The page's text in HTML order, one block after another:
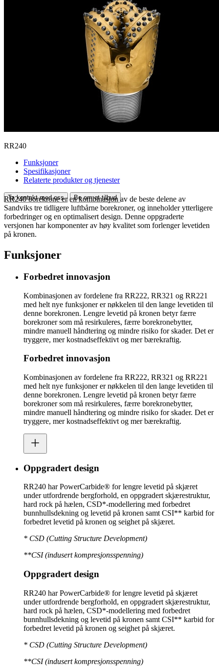
RR240
Funksjoner
Spesifikasjoner
Relaterte produkter og tjenester
Ta kontakt med oss Be om et tilbud
RR240 borekrone er en kombinasjon av de beste delene av
Sandviks tre tidligere luftbårne borekroner, og inneholder ytterligere
forbedringer og en optimalisert design. Denne oppgraderte
versjonen har komponenter av høy kvalitet som forlenger levetiden
på kronen.
Funksjoner
Forbedret innovasjon
Kombinasjonen av fordelene fra RR222, RR321 og RR221
med helt nye funksjoner er nøkkelen til den lange levetiden til
denne borekronen. Lengre levetid på kronen betyr færre
borekroner som må resirkuleres, færre borekronebytter,
mindre manuell håndtering og mindre risiko for skader. Det er
tryggere, mer kostnadseffektivt og mer bærekraftig.
Forbedret innovasjon
Kombinasjonen av fordelene fra RR222, RR321 og RR221
med helt nye funksjoner er nøkkelen til den lange levetiden til
denne borekronen. Lengre levetid på kronen betyr færre
borekroner som må resirkuleres, færre borekronebytter,
mindre manuell håndtering og mindre risiko for skader. Det er
tryggere, mer kostnadseffektivt og mer bærekraftig.
Oppgradert design
RR240 har PowerCarbide® for lengre levetid på skjæret
under utfordrende bergforhold, en oppgradert skjærestruktur,
hard rock på hælen, CSD*-modellering med forbedret
bunnhullsdekning og levetid på kronen samt CSI** karbid for
forbedret levetid på kronen og seighet på skjæret.
* CSD (Cutting Structure Development)
**CSI (indusert kompresjonsspenning)
Oppgradert design
RR240 har PowerCarbide® for lengre levetid på skjæret
under utfordrende bergforhold, en oppgradert skjærestruktur,
hard rock på hælen, CSD*-modellering med forbedret
bunnhullsdekning og levetid på kronen samt CSI** karbid for
forbedret levetid på kronen og seighet på skjæret.
* CSD (Cutting Structure Development)
**CSI (indusert kompresjonsspenning)